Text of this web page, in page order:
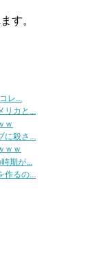
す。
レ...
リカと...
ｗ
に殺さ...
ｗｗ
期が...
作るの...